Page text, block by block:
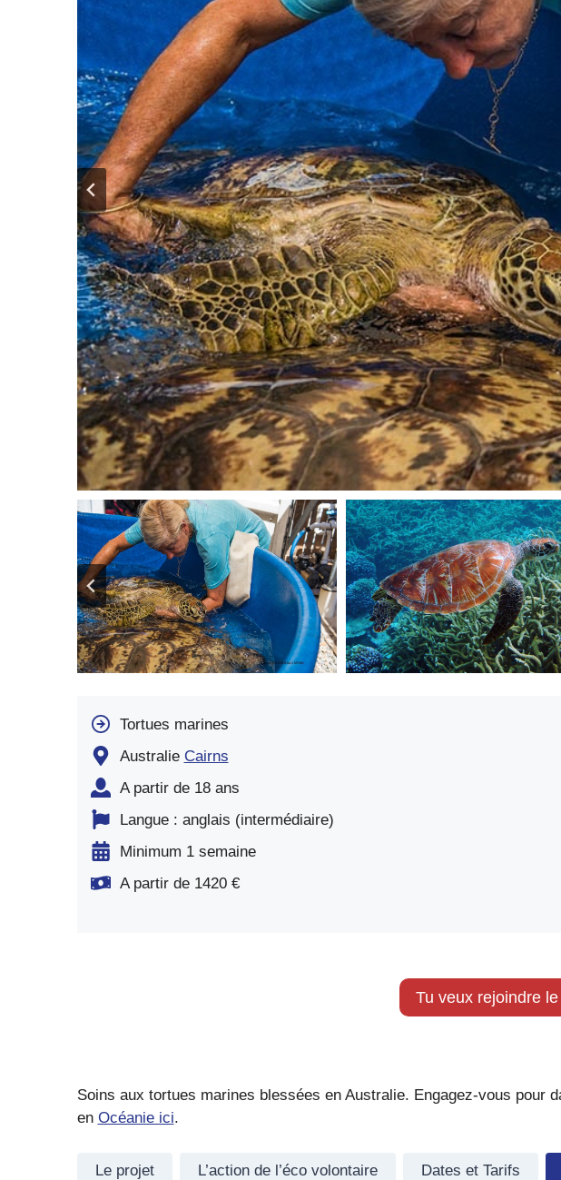
Tortues marines
Australie Cairns
A partir de 18 ans
Langue : anglais (intermédiaire)
Minimum 1 semaine
A partir de 1420 €
Tu veux rejoindre
Soins aux tortues marines blessées en Australie. Engagez-vous pour
en Océanie ici.
Le projet L’action de l’éco volontaire Dates et Tarifs